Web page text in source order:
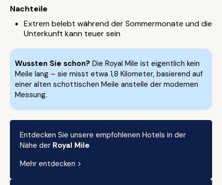
Nachteile
Extrem belebt während der Sommermonate und die
Unterkunft kann teuer sein
Wussten Sie schon? Die Royal Mile ist eigentlich kein
Meile lang – sie misst etwa 1,8 Kilometer, basierend auf
einer alten schottischen Meile anstelle der modernen
Messung.
Entdecken Sie unsere empfohlenen Hotels in der
Nähe der Royal Mile
Mehr entdecken >